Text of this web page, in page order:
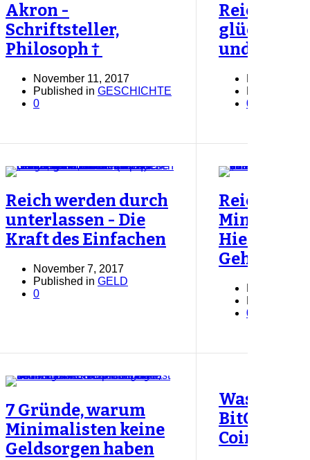
Akron -
Schriftsteller,
Philosoph †
November 11, 2017
Published in GESCHICHTE
0
Reicher,
und freier!
0
Reich werden durch
unterlassen - Die
Kraft des Einfachen
November 7, 2017
Published in GELD
0
Reich sein
Hier sind
0
7 Gründe, warum
Minimalisten keine
Geldsorgen haben
Was ist
BitConnect
Coin?